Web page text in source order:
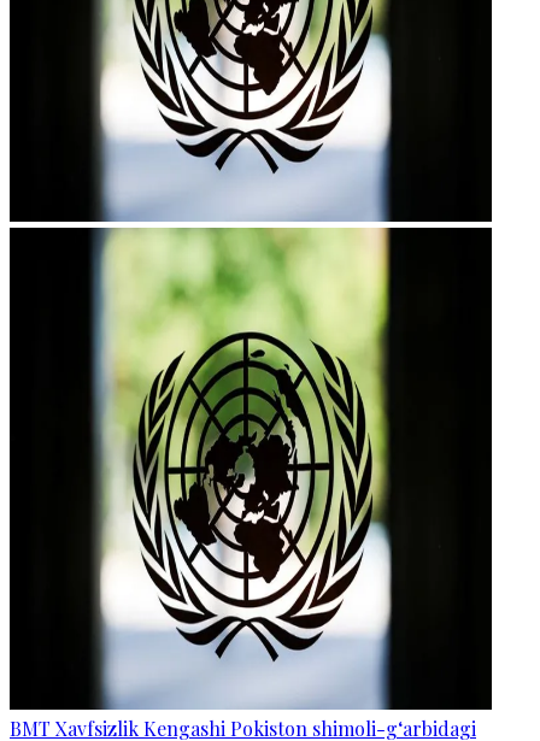
BMT Xavfsizlik Kengashi Pokiston shimoli-g‘arbidagi